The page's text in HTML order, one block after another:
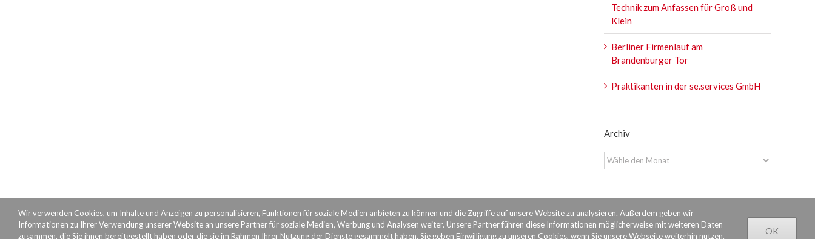
Technik zum Anfassen für Groß und
Klein
Berliner Firmenlauf am
Brandenburger Tor
Praktikanten in der se.services GmbH
Archiv
Archiv
Wir verwenden Cookies, um Inhalte und Anzeigen zu personalisieren, Funktionen für soziale Medien anbieten zu können und die Zugriffe auf unsere Website zu analysieren. Außerdem geben wir
Informationen zu Ihrer Verwendung unserer Website an unsere Partner für soziale Medien, Werbung und Analysen weiter. Unsere Partner führen diese Informationen möglicherweise mit weiteren Daten
zusammen, die Sie ihnen bereitgestellt haben oder die sie im Rahmen Ihrer Nutzung der Dienste gesammelt haben. Sie geben Einwilligung zu unseren Cookies, wenn Sie unsere Webseite weiterhin nutzen.
OK